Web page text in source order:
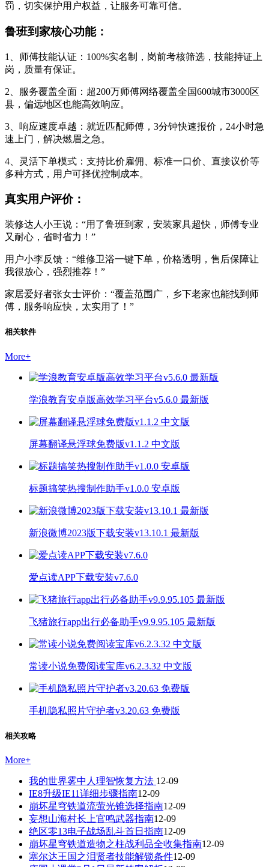
罚，切实保护用户权益，让服务可靠可信。
鲁班到家核心功能：
1、师傅技能认证：100%实名制，岗前考核筛选，技能持证上
岗，质量有保证。
2、服务覆盖全面：超200万师傅网络覆盖全国600城市3000区
县，偏远地区也能高效响应。
3、响应速度卓越：就近匹配师傅，3分钟快速报价，24小时急
速上门，解决燃眉之急。
4、灵活下单模式：支持比价雇佣、标准一口价、直接议价等
多种方式，用户可择优控制成本。
真实用户评价：
装修达人小王说：“用了鲁班到家，安装家具超快，师傅专业
又耐心，省时省力！”
用户小李反馈：“维修卫浴一键下单，价格透明，售后保障让
我很放心，强烈推荐！”
家居爱好者张女士评价：“覆盖范围广，乡下老家也能找到师
傅，服务响应快，太实用了！”
相关软件
More+
学浪教育安卓版高效学习平台v5.6.0 最新版
屏幕翻译悬浮球免费版v1.1.2 中文版
标题搞笑热搜制作助手v1.0.0 安卓版
新浪微博2023版下载安装v13.10.1 最新版
爱点读APP下载安装v7.6.0
飞猪旅行app出行必备助手v9.9.95.105 最新版
常读小说免费阅读宝库v6.2.3.32 中文版
手机隐私照片守护者v3.20.63 免费版
相关攻略
More+
我的世界雾中人理智恢复方法 12-09
IE8升级IE11详细步骤指南12-09
崩坏星穹铁道流萤光锥选择指南12-09
妄想山海村长上官鸣武器指南12-09
绝区零13电子战场乱斗首日指南12-09
崩坏星穹铁道造物之柱战利品全收集指南12-09
塞尔达王国之泪贤者技能解锁条件12-09